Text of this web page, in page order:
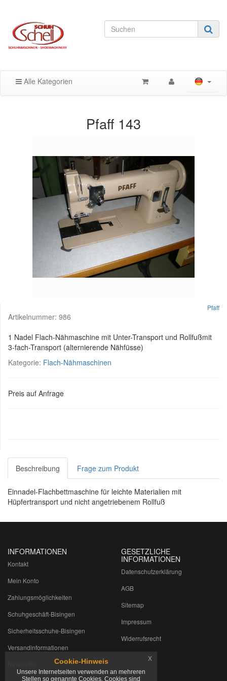
Cookie-Hinweis
Unsere Internetseiten verwenden an mehreren
Stellen so genannte Cookies. Cookies sind
x
Alle Kategorien
Pfaff 143
Pfaff
Artikelnummer: 986
1 Nadel Flach-Nähmaschine mit Unter-Transport und Rollfußmit
3-fach-Transport (alternierende Nähfüsse)
Kategorie: Flach-Nähmaschinen
Preis auf Anfrage
Beschreibung Frage zum Produkt
Einnadel-Flachbettmaschine für leichte Materialien mit
Hüpfertransport und nicht angetriebenem Rollfuß
INFORMATIONEN
Kontakt
Mein Konto
Zahlungsmöglichkeiten
Schuhgeschäft-Bisingen
Sicherheitsschuhe-Bisingen
Versandinformationen
GESETZLICHE
INFORMATIONEN
Datenschutzerklärung
AGB
Sitemap
Impressum
Widerrufsrecht